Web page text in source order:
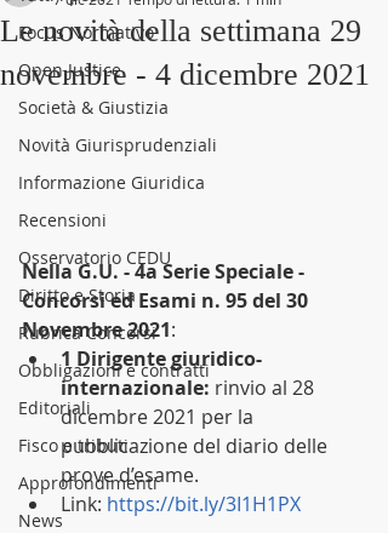
Focus Normativo
Open Justice
Società & Giustizia
Novità Giurisprudenziali
Informazione Giuridica
Recensioni
Osservatorio CEDU
Diritto e Storia
Rubrica Concorsi
Obbligazioni e contratti
Editoriali
Fisco e tributi
Approfondimenti
News
Le novità della settimana 29
novembre - 4 dicembre 2021
Nella G.U. - 4a Serie Speciale -
Concorsi ed Esami n. 95 del 30
Novembre 2021:
1 Dirigente giuridico-
internazionale: rinvio al 28
dicembre 2021 per la
pubblicazione del diario delle
prove d’esame.
Link: https://bit.ly/3I1H1PX